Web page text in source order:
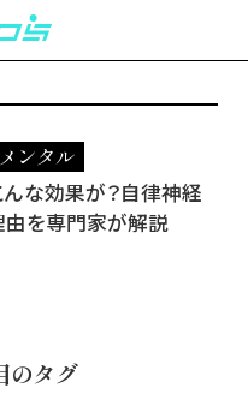
ンタル
な効果が？自律神経
由を専門家が解説
のタグ